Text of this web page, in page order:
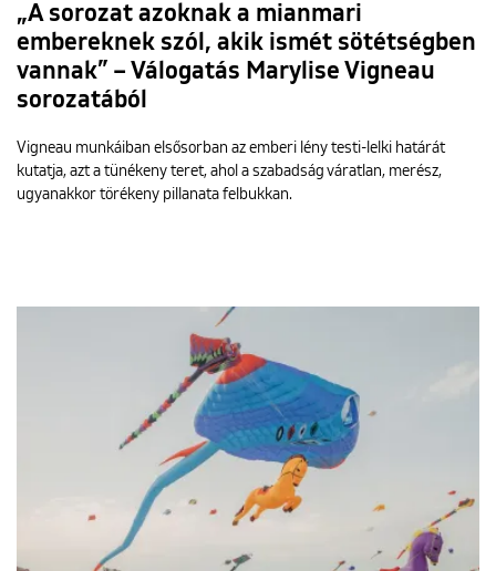
„A sorozat azoknak a mianmari
embereknek szól, akik ismét sötétségben
vannak” – Válogatás Marylise Vigneau
sorozatából
Vigneau munkáiban elsősorban az emberi lény testi-lelki határát
kutatja, azt a tünékeny teret, ahol a szabadság váratlan, merész,
ugyanakkor törékeny pillanata felbukkan.